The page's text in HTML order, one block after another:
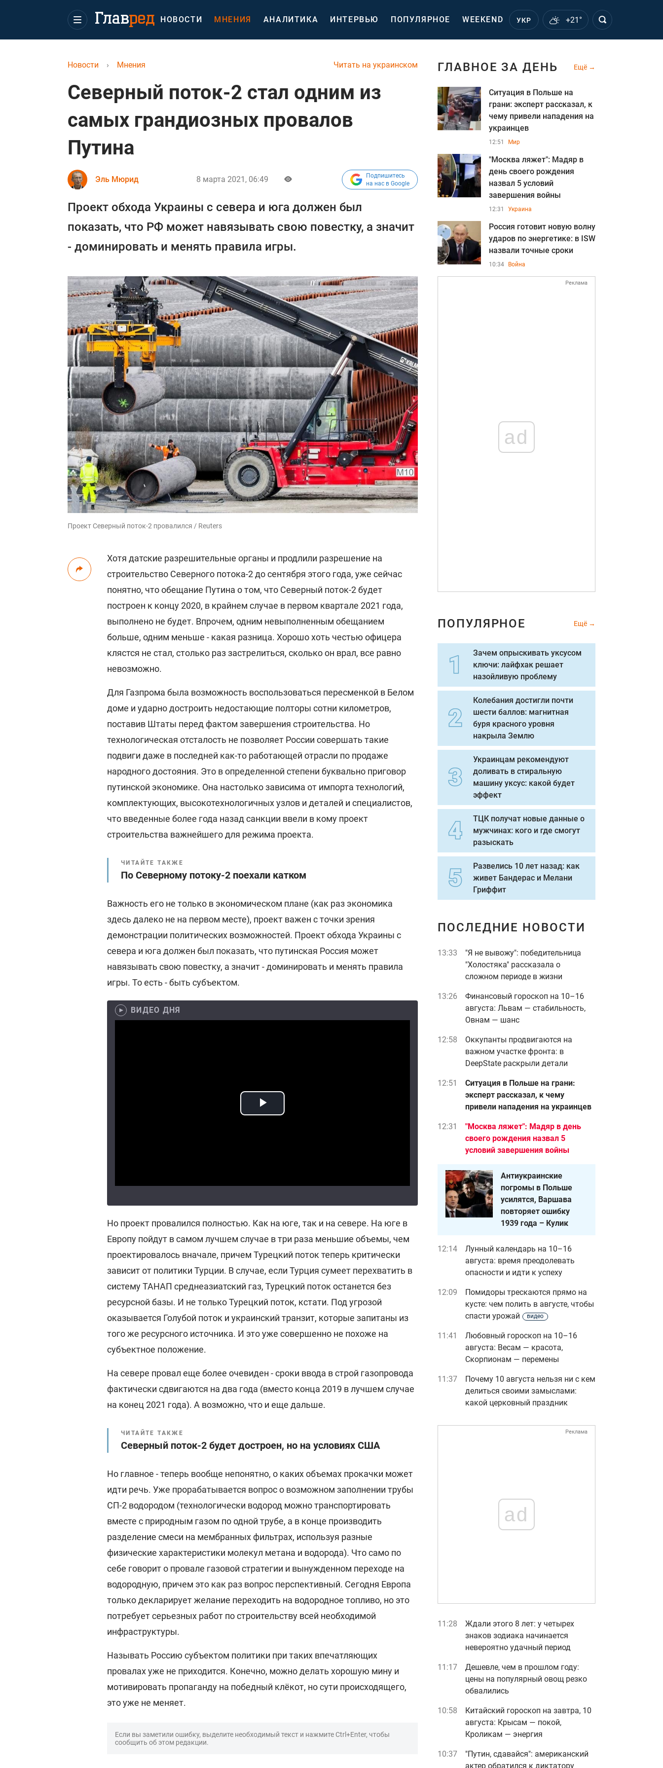
НОВОСТИ МНЕНИЯ АНАЛИТИКА ИНТЕРВЬЮ ПОПУЛЯРНОЕ WEEKEND УКР +21°
Читать на украинском
Новости › Мнения
Северный поток-2 стал одним из
самых грандиозных провалов
Путина
Эль Мюрид 8 марта 2021, 06:49
Подпишитесь
на нас в Google
Проект обхода Украины с севера и юга должен был
показать, что РФ может навязывать свою повестку, а значит
- доминировать и менять правила игры.
Проект Северный поток-2 провалился / Reuters
Хотя датские разрешительные органы и продлили разрешение на
строительство Северного потока-2 до сентября этого года, уже сейчас
понятно, что обещание Путина о том, что Северный поток-2 будет
построен к концу 2020, в крайнем случае в первом квартале 2021 года,
выполнено не будет. Впрочем, одним невыполненным обещанием
больше, одним меньше - какая разница. Хорошо хоть честью офицера
клястся не стал, столько раз застрелиться, сколько он врал, все равно
невозможно.
Для Газпрома была возможность воспользоваться пересменкой в Белом
доме и ударно достроить недостающие полторы сотни километров,
поставив Штаты перед фактом завершения строительства. Но
технологическая отсталость не позволяет России совершать такие
подвиги даже в последней как-то работающей отрасли по продаже
народного достояния. Это в определенной степени буквально приговор
путинской экономике. Она настолько зависима от импорта технологий,
комплектующих, высокотехнологичных узлов и деталей и специалистов,
что введенные более года назад санкции ввели в кому проект
строительства важнейшего для режима проекта.
ЧИТАЙТЕ ТАКЖЕ
По Северному потоку-2 поехали катком
Важность его не только в экономическом плане (как раз экономика
здесь далеко не на первом месте), проект важен с точки зрения
демонстрации политических возможностей. Проект обхода Украины с
севера и юга должен был показать, что путинская Россия может
навязывать свою повестку, а значит - доминировать и менять правила
игры. То есть - быть субъектом.
ВИДЕО ДНЯ
Но проект провалился полностью. Как на юге, так и на севере. На юге в
Европу пойдут в самом лучшем случае в три раза меньшие объемы, чем
проектировалось вначале, причем Турецкий поток теперь критически
зависит от политики Турции. В случае, если Турция сумеет перехватить в
систему ТАНАП среднеазиатский газ, Турецкий поток останется без
ресурсной базы. И не только Турецкий поток, кстати. Под угрозой
оказывается Голубой поток и украинский транзит, которые запитаны из
того же ресурсного источника. И это уже совершенно не похоже на
субъектное положение.
На севере провал еще более очевиден - сроки ввода в строй газопровода
фактически сдвигаются на два года (вместо конца 2019 в лучшем случае
на конец 2021 года). А возможно, что и еще дальше.
ЧИТАЙТЕ ТАКЖЕ
Северный поток-2 будет достроен, но на условиях США
Но главное - теперь вообще непонятно, о каких объемах прокачки может
идти речь. Уже прорабатывается вопрос о возможном заполнении трубы
СП-2 водородом (технологически водород можно транспортировать
вместе с природным газом по одной трубе, а в конце производить
разделение смеси на мембранных фильтрах, используя разные
физические характеристики молекул метана и водорода). Что само по
себе говорит о провале газовой стратегии и вынужденном переходе на
водородную, причем это как раз вопрос перспективный. Сегодня Европа
только декларирует желание переходить на водородное топливо, но это
потребует серьезных работ по строительству всей необходимой
инфраструктуры.
Называть Россию субъектом политики при таких впечатляющих
провалах уже не приходится. Конечно, можно делать хорошую мину и
мотивировать пропаганду на победный клёкот, но сути происходящего,
это уже не меняет.
Если вы заметили ошибку, выделите необходимый текст и нажмите Ctrl+Enter, чтобы
сообщить об этом редакции.
ГЛАВНОЕ ЗА ДЕНЬ Ещё
Ситуация в Польше на
грани: эксперт рассказал, к
чему привели нападения на
украинцев
12:51 Мир
"Москва ляжет": Мадяр в
день своего рождения
назва л 5 условий
завершения войны
12:31 Украина
Россия готовит новую волну
ударов по энергетике: в ISW
назвали точные сроки
10:34 Война
Реклама
ad
ПОПУЛЯРНОЕ Ещё
Зачем опрыскивать уксусом
ключи: лайфхак решает
назойливую проблему
Колебания достигли почти
шести баллов: магнитная
буря красного уровня
накрыла Землю
Украинцам рекомендуют
доливать в стиральную
машину уксус: какой будет
эффект
ТЦК получат новые данные о
мужчинах: кого и где смогут
разыскать
Развелись 10 лет назад: как
живет Бандерас и Мелани
Гриффит
ПОСЛЕДНИЕ НОВОСТИ
13:33
"Я не вывожу": победительница
"Холостяка" рассказала о
сложном периоде в жизни
13:26
Финансовый гороскоп на 10–16
августа: Львам — стабильность,
Овнам — шанс
12:58
Оккупанты продвигаются на
важном участке фронта: в
DeepState раскрыли детали
12:51
Ситуация в Польше на грани:
эксперт рассказал, к чему
привели нападения на украинцев
12:31
"Москва ляжет": Мадяр в день
своего рождения назва л 5
условий завершения войны
Антиукраинские
погромы в Польше
усилятся, Варшава
повторяет ошибку
1939 года – Кулик
12:14
Лунный календарь на 10–16
августа: время преодолевать
опасности и идти к успеху
12:09
Помидоры трескаются прямо на
кусте: чем полить в августе, чтобы
спасти урожай
видео
11:41
Любовный гороскоп на 10–16
августа: Весам — красота,
Скорпионам — перемены
11:37
Почему 10 августа нельзя ни с кем
делиться своими замыслами:
какой церковный праздник
Реклама
ad
11:28
Ждали этого 8 лет: у четырех
знаков зодиака начинается
невероятно удачный период
11:17
Дешевле, чем в прошлом году:
цены на популярный овощ резко
обвалились
10:58
Китайский гороскоп на завтра, 10
августа: Крысам — покой,
Кроликам — энергия
10:37
"Путин, сдавайся": американский
актер обратился к диктатору